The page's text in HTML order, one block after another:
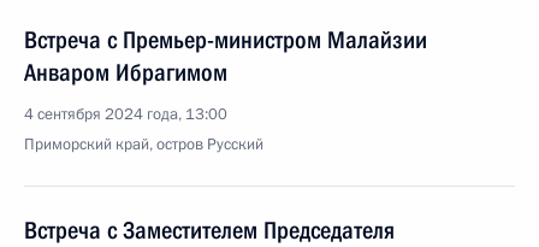
Встреча с Премьер-министром Малайзии
Анваром Ибрагимом
4 сентября 2024 года, 13:00
Приморский край, остров Русский
Встреча с Заместителем Председателя